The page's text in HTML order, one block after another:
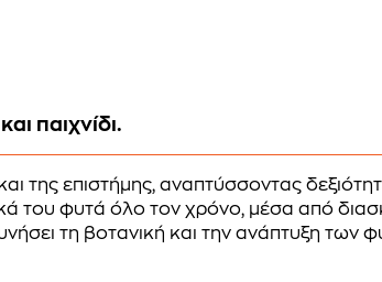
παιχνίδι.
της επιστήμης, αναπτύσσοντας
του φυτά όλο τον χρόνο, μέσα από
τη βοτανική και την ανάπτυξη των